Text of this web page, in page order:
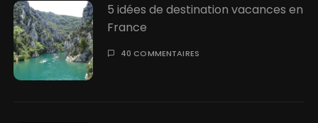
5 idées de destination vacances en
France
40 COMMENTAIRES